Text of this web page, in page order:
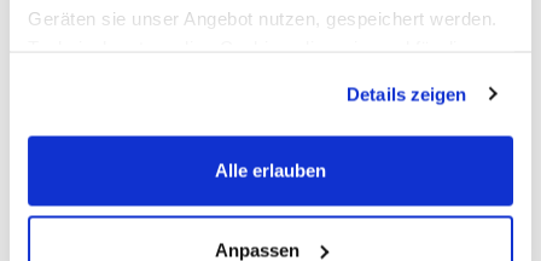
Geräten sie unser Angebot nutzen, gespeichert werden.
werden, werden bei der Nutzung der Webseite auf jeden
Fall gesetzt. Cookies von Drittanbietern für Analyse- oder
Trackingzwecke werden nur dann aktiviert, wenn Sie das
erlauben" bzw. "Alle erlauben" klicken. Mehr dazu
(einschließlich der Möglichkeit, die Einwilligungserklärung
Details zeigen
Alle erlauben
Anpassen
Ich möchte mich zum AWG Newsletter anmelden. Die Einwilligung kann ich